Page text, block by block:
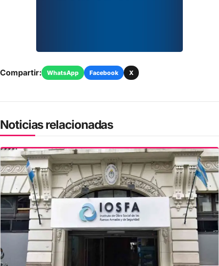
Compartir: WhatsApp Facebook X
Noticias relacionadas